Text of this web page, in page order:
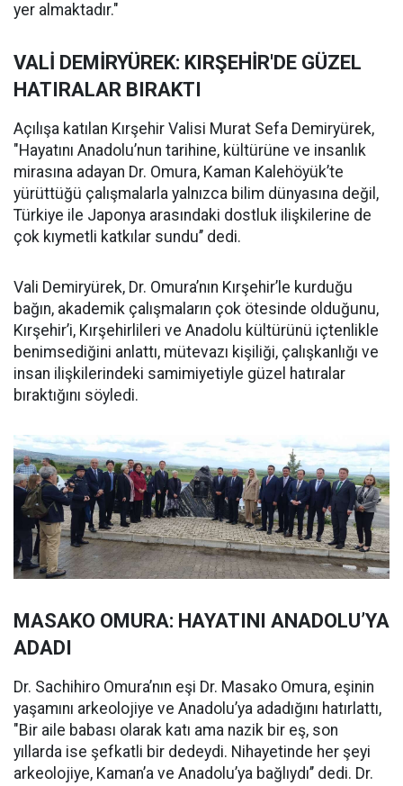
yer almaktadır."
VALİ DEMİRYÜREK: KIRŞEHİR'DE GÜZEL
HATIRALAR BIRAKTI
Açılışa katılan Kırşehir Valisi Murat Sefa Demiryürek,
"Hayatını Anadolu’nun tarihine, kültürüne ve insanlık
mirasına adayan Dr. Omura, Kaman Kalehöyük’te
yürüttüğü çalışmalarla yalnızca bilim dünyasına değil,
Türkiye ile Japonya arasındaki dostluk ilişkilerine de
çok kıymetli katkılar sundu’’ dedi.
Vali Demiryürek, Dr. Omura’nın Kırşehir’le kurduğu
bağın, akademik çalışmaların çok ötesinde olduğunu,
Kırşehir’i, Kırşehirlileri ve Anadolu kültürünü içtenlikle
benimsediğini anlattı, mütevazı kişiliği, çalışkanlığı ve
insan ilişkilerindeki samimiyetiyle güzel hatıralar
bıraktığını söyledi.
MASAKO OMURA: HAYATINI ANADOLU’YA
ADADI
Dr. Sachihiro Omura’nın eşi Dr. Masako Omura, eşinin
yaşamını arkeolojiye ve Anadolu’ya adadığını hatırlattı,
"Bir aile babası olarak katı ama nazik bir eş, son
yıllarda ise şefkatli bir dedeydi. Nihayetinde her şeyi
arkeolojiye, Kaman’a ve Anadolu’ya bağlıydı’’ dedi. Dr.